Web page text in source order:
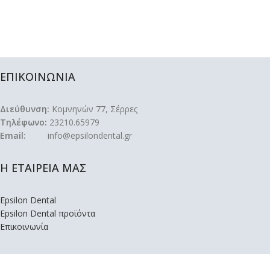
ΕΠΙΚΟΙΝΩΝΙΑ
Διεύθυνση: Κομνηνών 77, Σέρρες
Τηλέφωνο: 23210.65979
Email: info@epsilondental.gr
Η ΕΤΑΙΡΕΙΑ ΜΑΣ
Epsilon Dental
Epsilon Dental προϊόντα
Επικοινωνία